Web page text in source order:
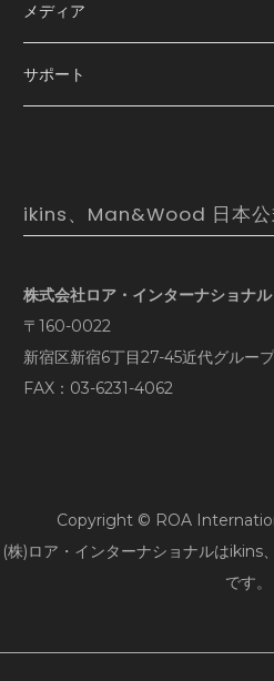
メディア
サポート
ikins、Man&Wood 日本公
株式会社ロア・インターナショナル
〒160-0022
新宿区新宿6丁目27-45近代グルー
FAX：03-6231-4062
Copyright © ROA
(株)ロア・インターナショナルは
です。